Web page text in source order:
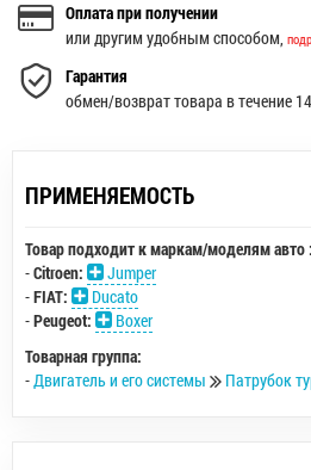
Оплата при получении
или другим удобным способом,
Гарантия
обмен/возврат товара в течение
ПРИМЕНЯЕМОСТЬ
Товар подходит к маркам/моделям авто :
-Citroen:
Jumper
-FIAT:
Ducato
-Peugeot:
Boxer
Товарная группа:
-Двигатель и его системы Патрубок